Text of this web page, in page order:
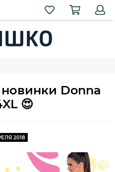
Donna
😍
2018